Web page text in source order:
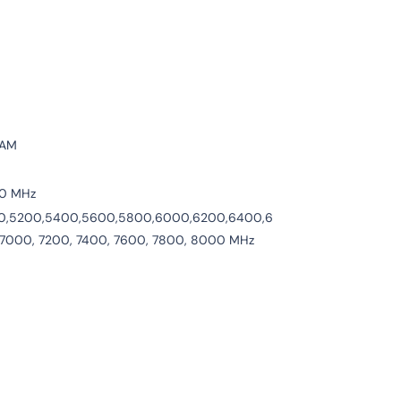
MHz
7200, 7400, 7600, 7800, 8000 MHz